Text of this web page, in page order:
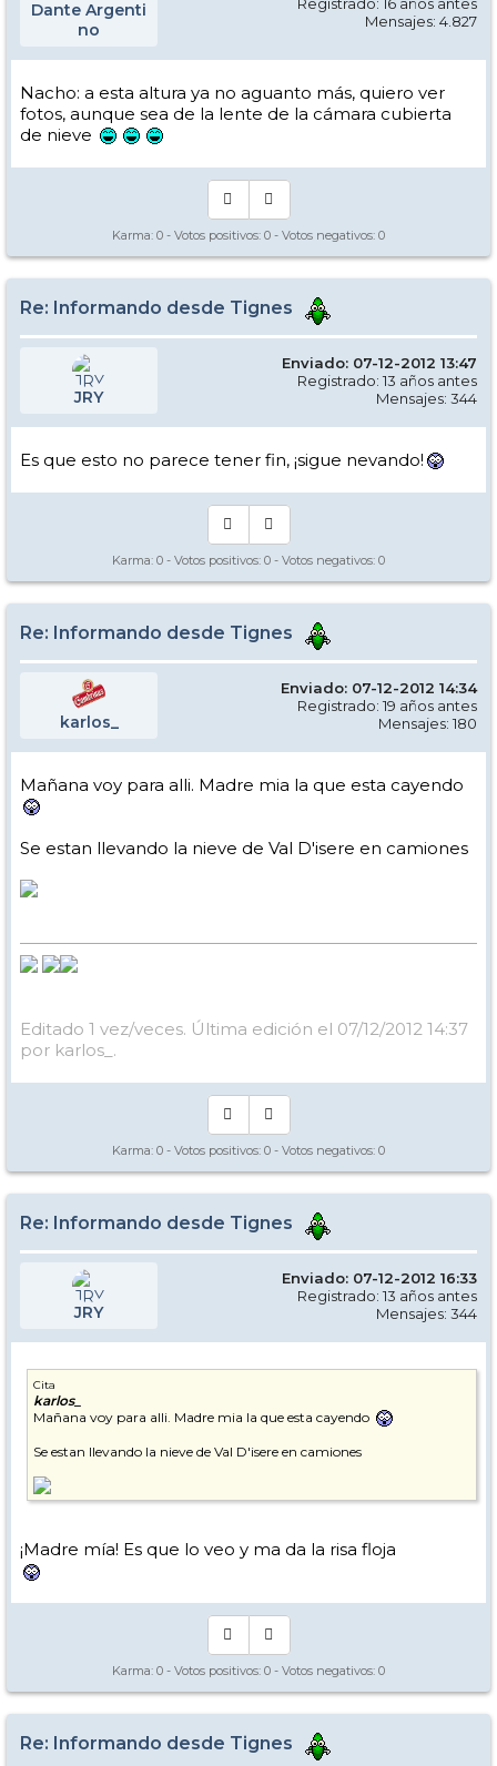
Dante Argenti
no
Mensajes: 4.827
Nacho: a esta altura ya no aguanto más, quiero ver
fotos, aunque sea de la lente de la cámara cubierta
de nieve
Karma: 0 - Votos positivos: 0 - Votos negativos: 0
Re: Informando desde Tignes
JRY
Enviado: 07-12-2012 13:47
Registrado: 13 años antes
Mensajes: 344
Es que esto no parece tener fin, ¡sigue nevando!
Karma: 0 - Votos positivos: 0 - Votos negativos: 0
Re: Informando desde Tignes
karlos_
Enviado: 07-12-2012 14:34
Registrado: 19 años antes
Mensajes: 180
Mañana voy para alli. Madre mia la que esta cayendo
Se estan llevando la nieve de Val D'isere en camiones
Editado 1 vez/veces. Última edición el 07/12/2012 14:37
por karlos_.
Karma: 0 - Votos positivos: 0 - Votos negativos: 0
Re: Informando desde Tignes
JRY
Enviado: 07-12-2012 16:33
Registrado: 13 años antes
Mensajes: 344
Cita
karlos_
Mañana voy para alli. Madre mia la que esta cayendo
Se estan llevando la nieve de Val D'isere en camiones
¡Madre mía! Es que lo veo y ma da la risa floja
Karma: 0 - Votos positivos: 0 - Votos negativos: 0
Re: Informando desde Tignes